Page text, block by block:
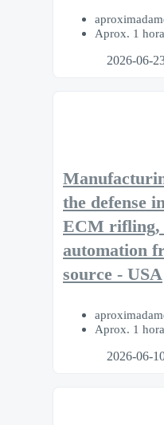
Aprox. 1 hora
2026-06-
the defense
ECM rifling,
automation
source - USA
Aprox. 1 hora
2026-06-